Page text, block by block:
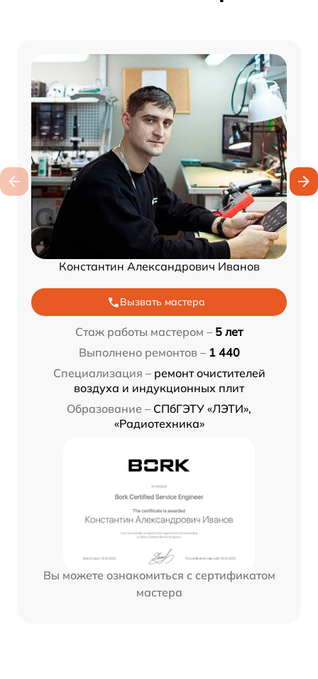
Константин Александрович Иванов
Вызвать мастера
Стаж работы мастером – 5 лет
Выполнено ремонтов – 1 440
Специализация – ремонт очистителей
воздуха и индукционных плит
Образование – СПбГЭТУ «ЛЭТИ»,
«Радиотехника»
Вы можете ознакомиться с сертификатом
мастера